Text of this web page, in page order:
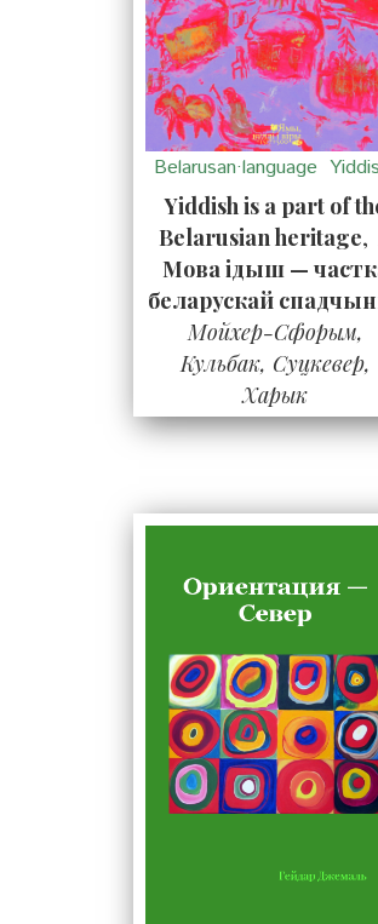
Belarusan·language
Yiddish is a part of
Belarusian heritage,
Мова ідыш —
беларускай
Мойхер-Сфорым,
Кульбак, Суцкевер,
Харык